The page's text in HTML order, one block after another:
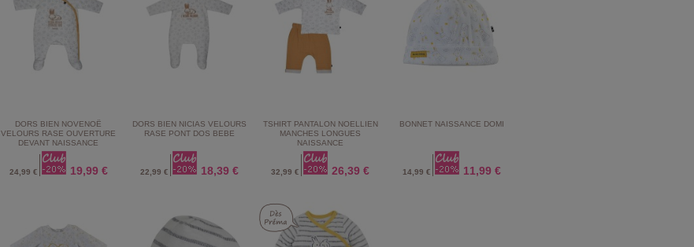
DORS BIEN NOVENOË
VELOURS RASE OUVERTURE
DEVANT NAISSANCE
24,99 € 19,99 €
DORS BIEN NICIAS VELOURS
RASE PONT DOS BEBE
22,99 € 18,39 €
TSHIRT PANTALON NOELLIEN
MANCHES LONGUES
NAISSANCE
32,99 € 26,39 €
BONNET NAISSANCE DOMI
14,99 € 11,99 €